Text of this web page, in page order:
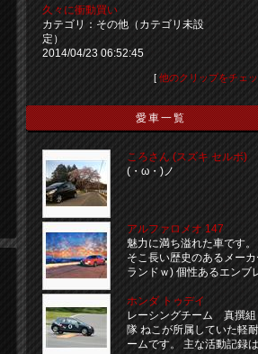
久々に衝動買い
カテゴリ：その他（カテゴリ未設
定）
2014/04/23 06:52:45
[ 他のクリップをチェッ
愛車一覧
ころさん (スズキ セルボ)
(・ω・)ノ
アルファロメオ 147
魅力に満ち溢れた車です。
そこ長い歴史のあるメー
ランドｗ) 個性あるエンブ
ホンダ トゥデイ
レーシングチーム 真撰組
隊 ねこが所属していた軽
ームです。 主な活動記録